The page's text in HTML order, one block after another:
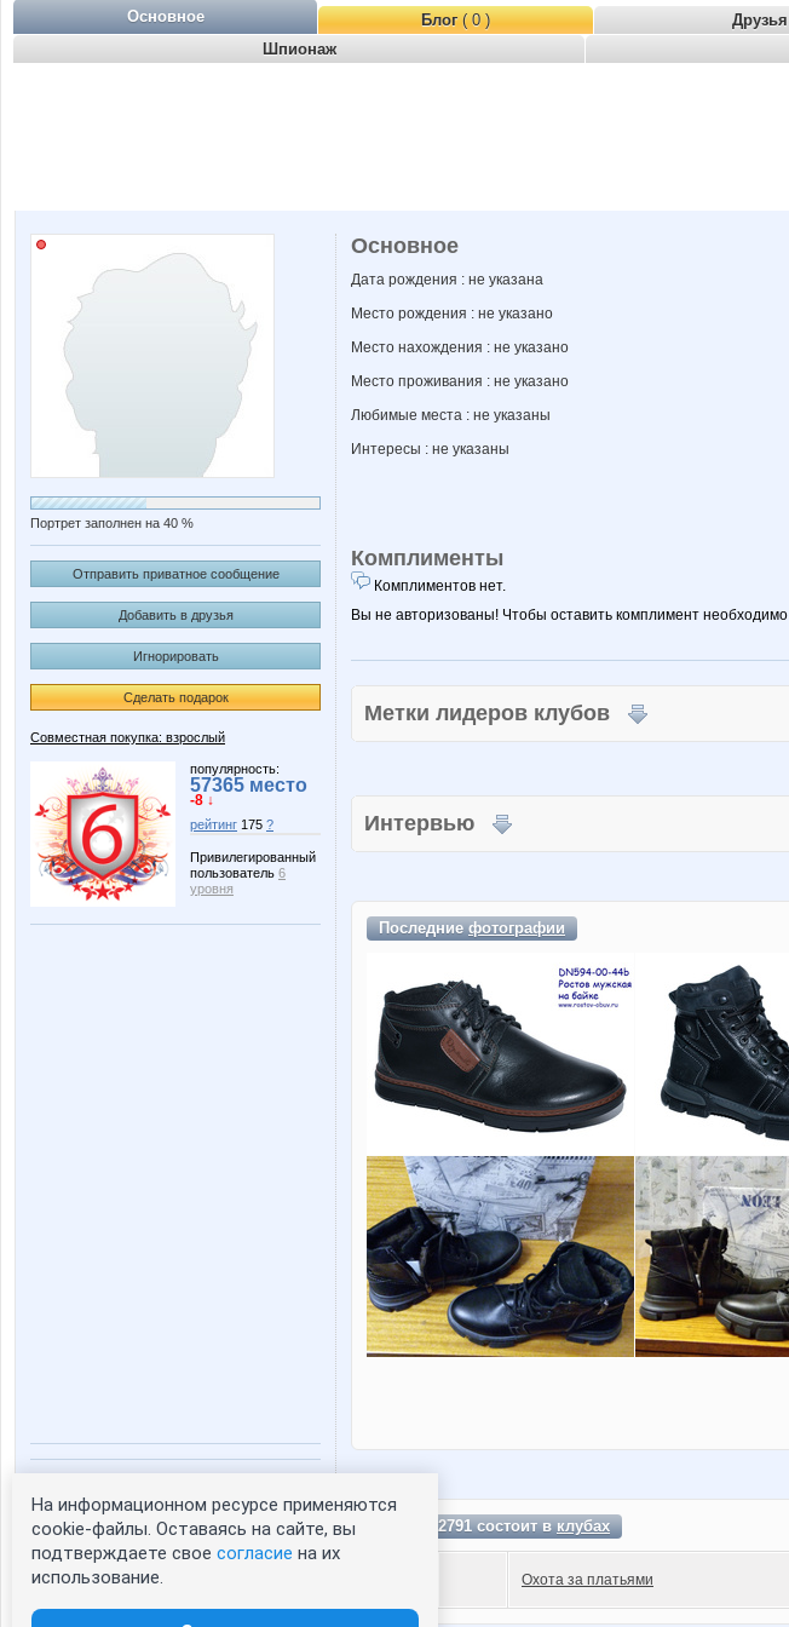
Основное Блог( 0 ) Друзья
Шпионаж
Портрет заполнен на 40 %
Отправить приватное сообщение
Добавить в друзья
Игнорировать
Сделать подарок
Совместная покупка: взрослый
популярность:
57365 место
-8 ↓
рейтинг 175 ?
Привилегированный
пользователь 6
уровня
сейчас просматривают портрет - 0
посетившие портрет за 7 дней - 1
Основное
Дата рождения : не указана
Место рождения : не указано
Место нахождения : не указано
Место проживания : не указано
Любимые места : не указаны
Интересы : не указаны
Комплименты
Комплиментов нет.
Вы не авторизованы! Чтобы оставить комплимент необходимо
Метки лидеров клубов
Интервью
Последниефотографии
Natasha2791 состоит вклубах
Охота за платьями
На информационном ресурсе применяются
cookie-файлы. Оставаясь на сайте, вы
подтверждаете свое согласие на их
использование.